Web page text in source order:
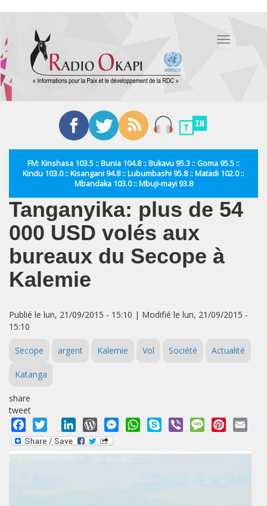
contenu
principal
Toggle
FM: Kinshasa 103.5 :: Bunia 104.8 :: Bukavu 95.3 :: Goma 95.5 ::
Kindu 103.0 :: Kisangani 94.8 :: Lubumbashi 95.8 :: Matadi 102.0 ::
Mbandaka 103.0 :: Mbuji-mayi 93.8
Tanganyika: plus de 54
000 USD volés aux
bureaux du Secope à
Kalemie
Publié le lun, 21/09/2015 - 15:10 | Modifié le lun, 21/09/2015 -
15:10
Secope argent Kalemie Vol Société Actualité
Katanga
share
tweet
Facebook
Twitter LinkedInWordPressMessengerWhatsApp
Skype Viber MessagePinterest